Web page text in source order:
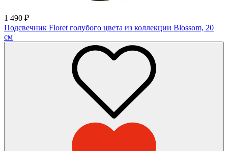
1 490 ₽
Подсвечник Floret голубого цвета из коллекции Blossom, 20
см